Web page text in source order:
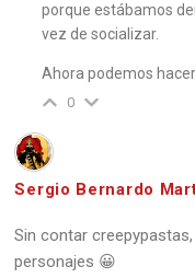
porque estábamos
vez de socializar.
Ahora podemos
0
Sergio Bernardo
Sin contar
personajes 😀